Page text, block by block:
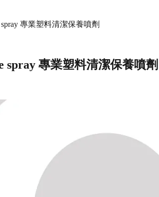
spray 專業塑料清潔保養噴劑
spray 專業塑料清潔保養噴劑